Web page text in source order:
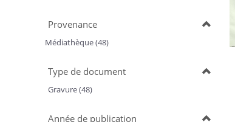
Provenance
Médiathèque (48)
Type de document
Gravure (48)
Année de publication